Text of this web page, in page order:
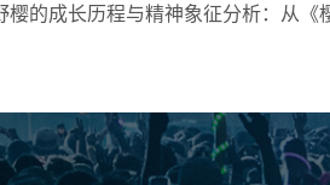
樱的成长历程与精神象征分析：从《